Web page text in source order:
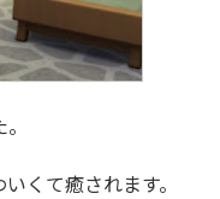
くて癒されます。